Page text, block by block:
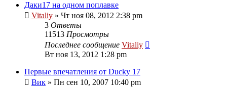
Даки17 на одном поплавке
Vitaliy » Чт ноя 08, 2012 2:38 pm
3 Ответы
11513 Просмотры
Последнее сообщение Vitaliy
Вт ноя 13, 2012 1:28 pm
Первые впечатления от Ducky 17
Вик » Пн сен 10, 2007 10:40 pm